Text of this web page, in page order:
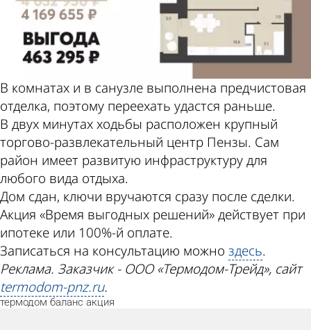
В комнатах и в санузле выполнена предчистовая
отделка, поэтому переехать удастся раньше.
В двух минутах ходьбы расположен крупный
торгово-развлекательный центр Пензы. Сам
район имеет развитую инфраструктуру для
любого вида отдыха.
Дом сдан, ключи вручаются сразу после сделки.
Акция «Время выгодных решений» действует при
ипотеке или 100%-й оплате.
Записаться на консультацию можно здесь.
Реклама. Заказчик - ООО «Термодом-Трейд», сайт
termodom-pnz.ru.
термодом баланс акция